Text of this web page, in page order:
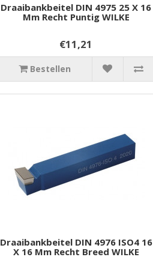
Draaibankbeitel DIN 4975 25 X 16
Mm Recht Puntig WILKE
€11,21
Bestellen
Draaibankbeitel DIN 4976 ISO4 16
X 16 Mm Recht Breed WILKE